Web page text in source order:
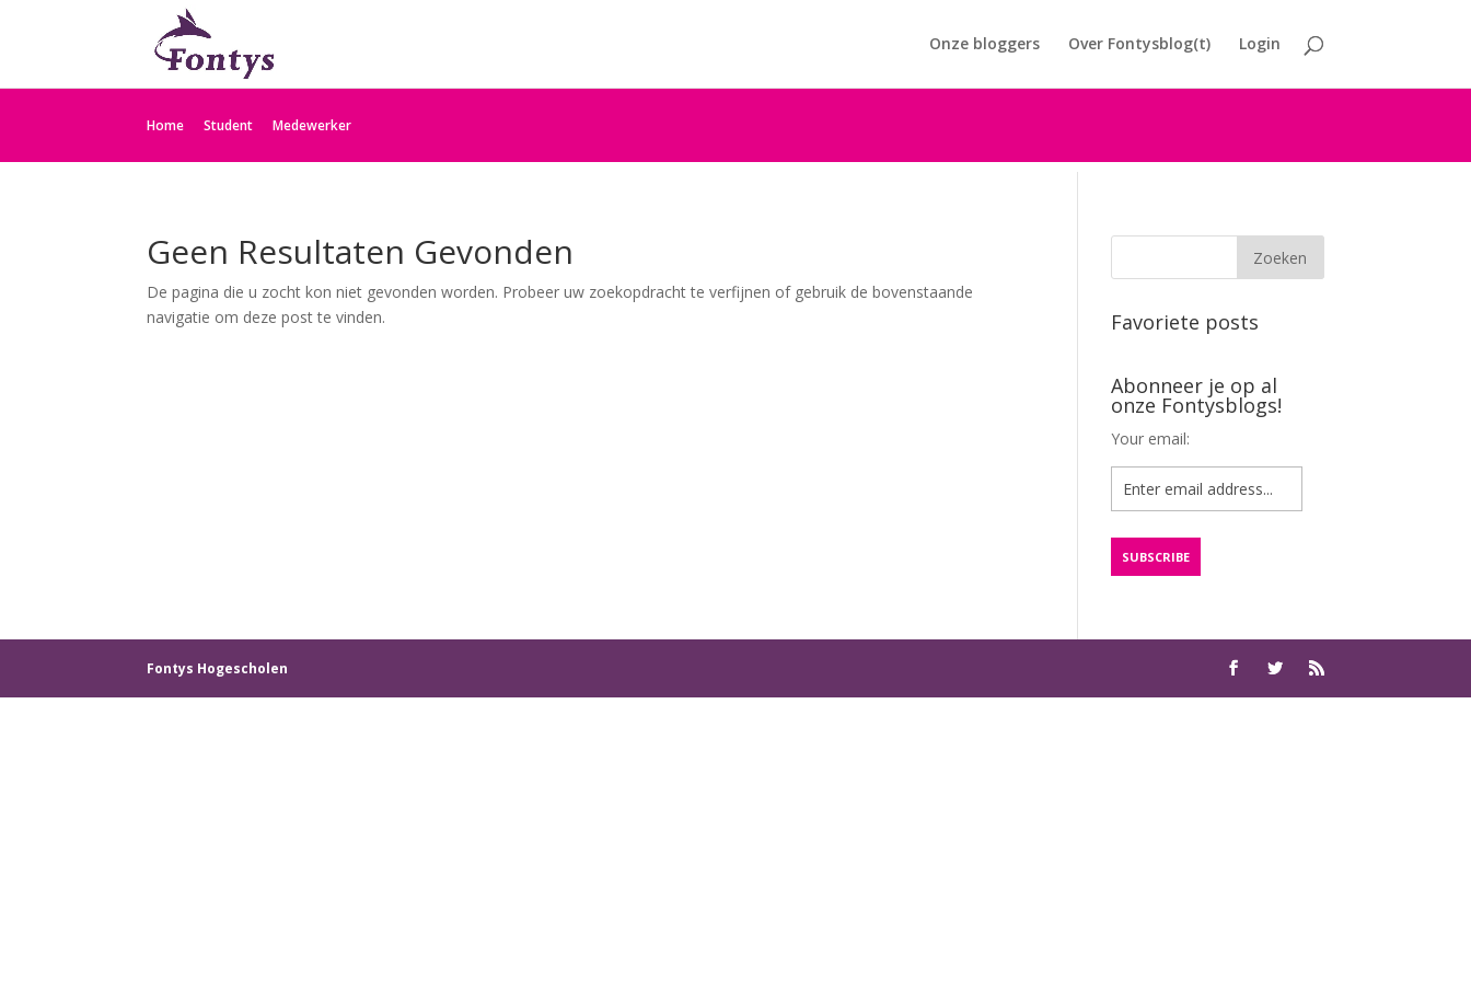
Home Student Medewerker
Onze bloggers Over Fontysblog(t) Login
Geen Resultaten Gevonden
De pagina die u zocht kon niet gevonden worden. Probeer uw zoekopdracht te verfijnen of gebruik de bovenstaande
navigatie om deze post te vinden.
Favoriete posts
Abonneer je op al
onze Fontysblogs!
Your email:
Fontys Hogescholen